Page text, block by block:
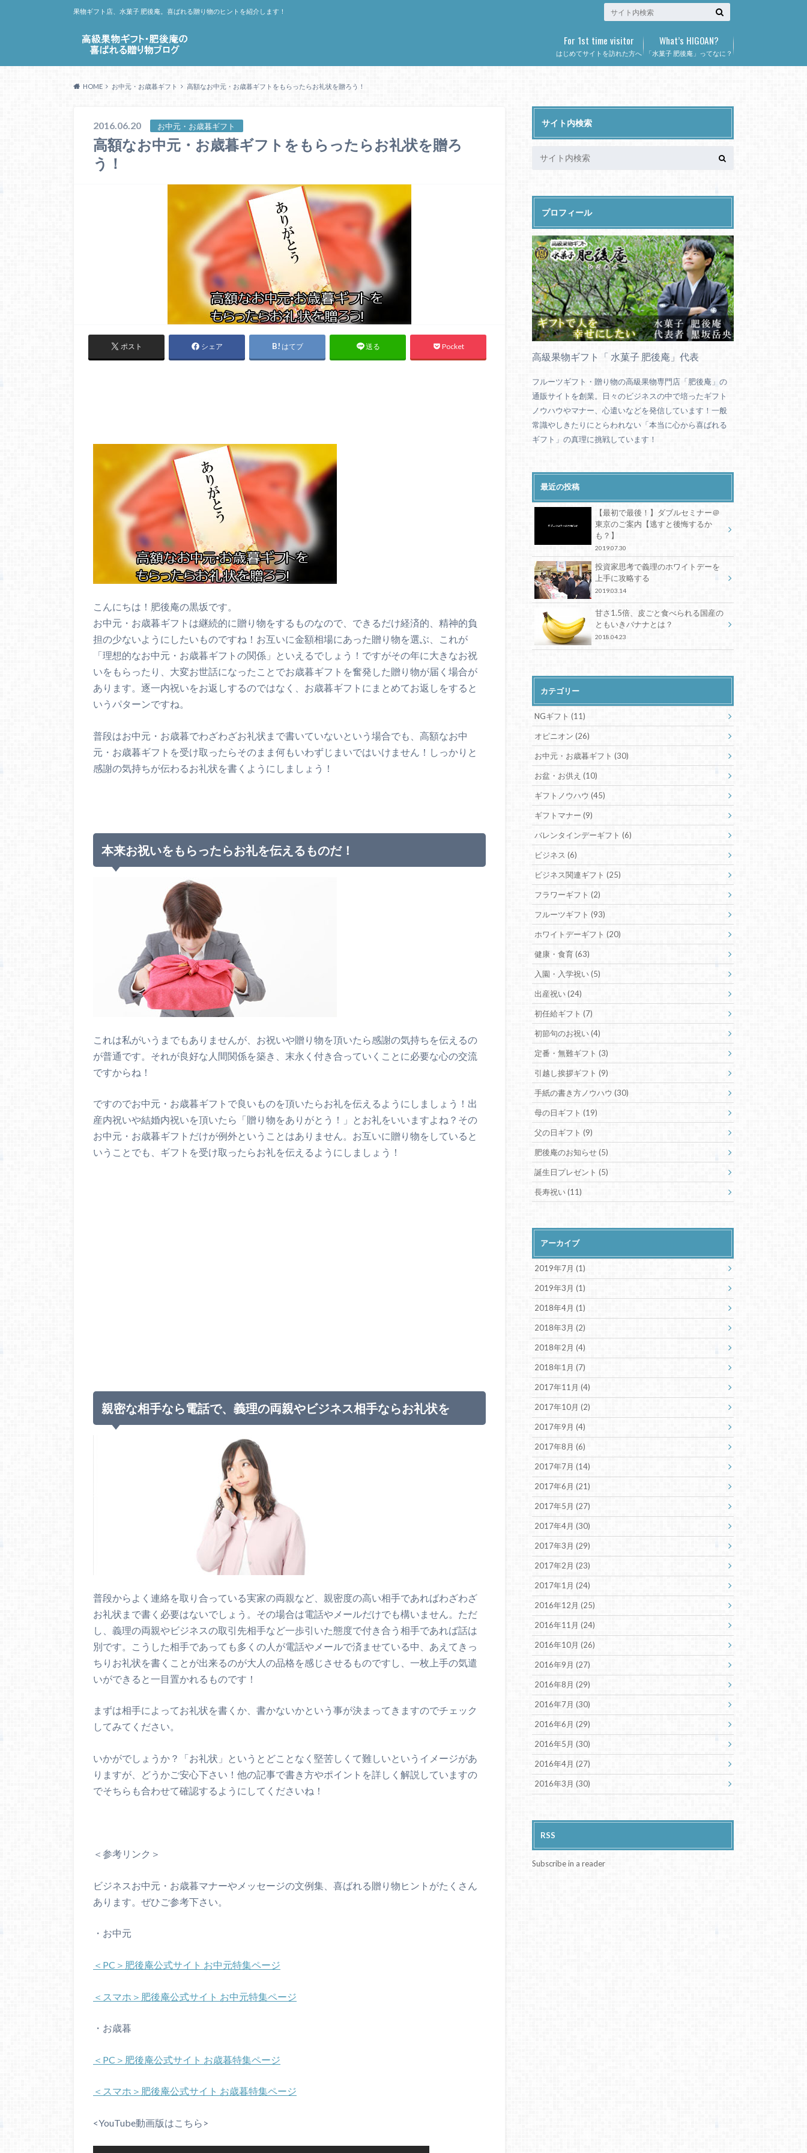
果物ギフト店、水菓子 肥後庵。喜ばれる贈り物のヒントを紹介します！
はじめてサイトを訪れた方へ
For 1st time visitor
「水菓子 肥後庵」ってなに？
What’s HIGOAN?
HOME お中元・お歳暮ギフト 高額なお中元・お歳暮ギフトをもらったらお礼状を贈ろう！
2016.06.20 お中元・お歳暮ギフト
高額なお中元・お歳暮ギフトをもらったらお礼状を贈ろ
う！
ポスト シェア はてブ 送る Pocket
こんにちは！肥後庵の黒坂です。
お中元・お歳暮ギフトは継続的に贈り物をするものなので、できるだけ経済的、精神的負
担の少ないようにしたいものですね！お互いに金額相場にあった贈り物を選ぶ、これが
「理想的なお中元・お歳暮ギフトの関係」といえるでしょう！ですがその年に大きなお祝
いをもらったり、大変お世話になったことでお歳暮ギフトを奮発した贈り物が届く場合が
あります。逐一内祝いをお返しするのではなく、お歳暮ギフトにまとめてお返しをすると
いうパターンですね。
普段はお中元・お歳暮でわざわざお礼状まで書いていないという場合でも、高額なお中
元・お歳暮ギフトを受け取ったらそのまま何もいわずじまいではいけません！しっかりと
感謝の気持ちが伝わるお礼状を書くようにしましょう！
本来お祝いをもらったらお礼を伝えるものだ！
これは私がいうまでもありませんが、お祝いや贈り物を頂いたら感謝の気持ちを伝えるの
が普通です。それが良好な人間関係を築き、末永く付き合っていくことに必要な心の交流
ですからね！
ですのでお中元・お歳暮ギフトで良いものを頂いたらお礼を伝えるようにしましょう！出
産内祝いや結婚内祝いを頂いたら「贈り物をありがとう！」とお礼をいいますよね？その
お中元・お歳暮ギフトだけが例外ということはありません。お互いに贈り物をしていると
いうことでも、ギフトを受け取ったらお礼を伝えるようにしましょう！
親密な相手なら電話で、義理の両親やビジネス相手ならお礼状を
普段からよく連絡を取り合っている実家の両親など、親密度の高い相手であればわざわざ
お礼状まで書く必要はないでしょう。その場合は電話やメールだけでも構いません。ただ
し、義理の両親やビジネスの取引先相手など一歩引いた態度で付き合う相手であれば話は
別です。こうした相手であっても多くの人が電話やメールで済ませている中、あえてきっ
ちりお礼状を書くことが出来るのが大人の品格を感じさせるものですし、一枚上手の気遣
いができると一目置かれるものです！
まずは相手によってお礼状を書くか、書かないかという事が決まってきますのでチェック
してみてください。
いかがでしょうか？「お礼状」というとどことなく堅苦しくて難しいというイメージがあ
りますが、どうかご安心下さい！他の記事で書き方やポイントを詳しく解説していますの
でそちらも合わせて確認するようにしてくださいね！
＜参考リンク＞
ビジネスお中元・お歳暮マナーやメッセージの文例集、喜ばれる贈り物ヒントがたくさん
あります。ぜひご参考下さい。
・お中元
＜PC＞肥後庵公式サイト お中元特集ページ
＜スマホ＞肥後庵公式サイト お中元特集ページ
・お歳暮
＜PC＞肥後庵公式サイト お歳暮特集ページ
＜スマホ＞肥後庵公式サイト お歳暮特集ページ
<YouTube動画版はこちら>
サイト内検索
プロフィール
高級果物ギフト「 水菓子 肥後庵」代表
フルーツギフト・贈り物の高級果物専門店「肥後庵」の
通販サイトを創業。日々のビジネスの中で培ったギフト
ノウハウやマナー、心遣いなどを発信しています！一般
常識やしきたりにとらわれない「本当に心から喜ばれる
ギフト」の真理に挑戦しています！
最近の投稿
【最初で最後！】ダブルセミナー＠
東京のご案内【逃すと後悔するか
も？】
2019.07.30
投資家思考で義理のホワイトデーを
上手に攻略する
2019.03.14
甘さ1.5倍、皮ごと食べられる国産の
ともいきバナナとは？
2018.04.23
カテゴリー
NGギフト (11)
オピニオン (26)
お中元・お歳暮ギフト (30)
お盆・お供え (10)
ギフトノウハウ (45)
ギフトマナー (9)
バレンタインデーギフト (6)
ビジネス (6)
ビジネス関連ギフト (25)
フラワーギフト (2)
フルーツギフト (93)
ホワイトデーギフト (20)
健康・食育(63)
入園・入学祝い(5)
出産祝い(24)
初任給ギフト (7)
初節句のお祝い(4)
定番・無難ギフト (3)
引越し挨拶ギフト (9)
手紙の書き方ノウハウ (30)
母の日ギフト (19)
父の日ギフト (9)
肥後庵のお知らせ(5)
誕生日プレゼント (5)
長寿祝い(11)
アーカイブ
2019年7月 (1)
2019年3月 (1)
2018年4月 (1)
2018年3月 (2)
2018年2月 (4)
2018年1月 (7)
2017年11月 (4)
2017年10月 (2)
2017年9月 (4)
2017年8月 (6)
2017年7月 (14)
2017年6月 (21)
2017年5月 (27)
2017年4月 (30)
2017年3月 (29)
2017年2月 (23)
2017年1月 (24)
2016年12月 (25)
2016年11月 (24)
2016年10月 (26)
2016年9月 (27)
2016年8月 (29)
2016年7月 (30)
2016年6月 (29)
2016年5月 (30)
2016年4月 (27)
2016年3月 (30)
RSS
Subscribe in a reader